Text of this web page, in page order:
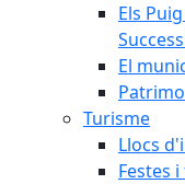
Els
El
Turisme
Llocs
Festes